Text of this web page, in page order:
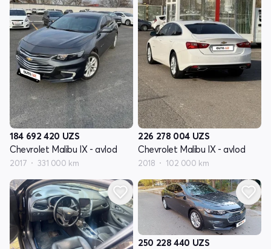
184 692 420 UZS
Chevrolet Malibu IX - avlod
2017 331 000 km
226 278 004 UZS
Chevrolet Malibu IX - avlod
2018 102 000 km
250 228 440 UZS